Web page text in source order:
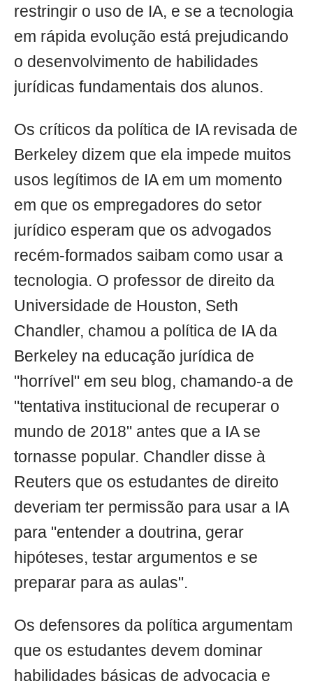
restringir o uso de IA, e se a tecnologia
em rápida evolução está prejudicando
o desenvolvimento de habilidades
jurídicas fundamentais dos alunos.
Os críticos da política de IA revisada de
Berkeley dizem que ela impede muitos
usos legítimos de IA em um momento
em que os empregadores do setor
jurídico esperam que os advogados
recém-formados saibam como usar a
tecnologia. O professor de direito da
Universidade de Houston, Seth
Chandler, chamou a política de IA da
Berkeley na educação jurídica de
"horrível" em seu blog, chamando-a de
"tentativa institucional de recuperar o
mundo de 2018" antes que a IA se
tornasse popular. Chandler disse à
Reuters que os estudantes de direito
deveriam ter permissão para usar a IA
para "entender a doutrina, gerar
hipóteses, testar argumentos e se
preparar para as aulas".
Os defensores da política argumentam
que os estudantes devem dominar
habilidades básicas de advocacia e